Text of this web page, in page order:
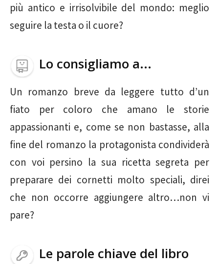
più antico e irrisolvibile del mondo: meglio
seguire la testa o il cuore?
Lo consigliamo a...
Un romanzo breve da leggere tutto d’un
fiato per coloro che amano le storie
appassionanti e, come se non bastasse, alla
fine del romanzo la protagonista condividerà
con voi persino la sua ricetta segreta per
preparare dei cornetti molto speciali, direi
che non occorre aggiungere altro…non vi
pare?
Le parole chiave del libro